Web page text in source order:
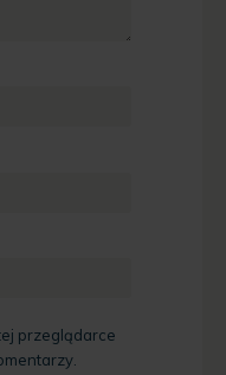
przeglądarce